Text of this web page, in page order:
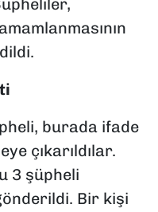
burada ifade
çıkarıldılar.
3 şüpheli
Bir kişi